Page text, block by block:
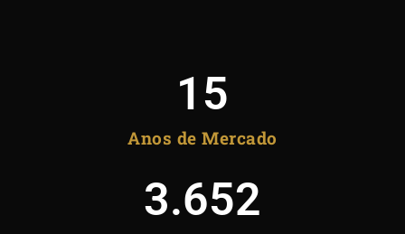
Anos de Mercado
15
3.652